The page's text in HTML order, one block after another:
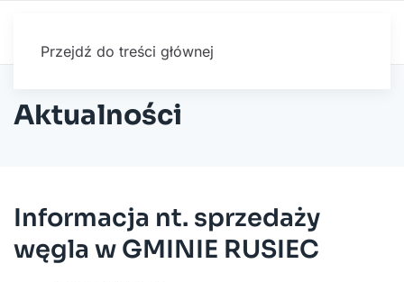
Przejdź do treści głównej
Aktualności
Informacja nt. sprzedaży
węgla w GMINIE RUSIEC